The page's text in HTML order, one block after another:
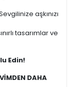
aşkınızı
tasarımlar ve
Edin!
DAHA